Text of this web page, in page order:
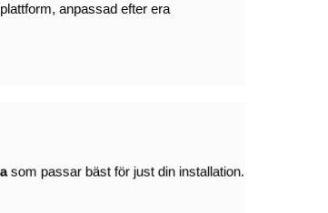
anpassad efter era
som passar bäst för just din installation.